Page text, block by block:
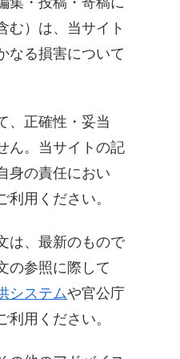
む）は、当サイト
なる損害について
、正確性・妥当
ん。当サイトの記
身の責任におい
用ください。
は、最新のもので
の参照に際して
システムや官公庁
用ください。